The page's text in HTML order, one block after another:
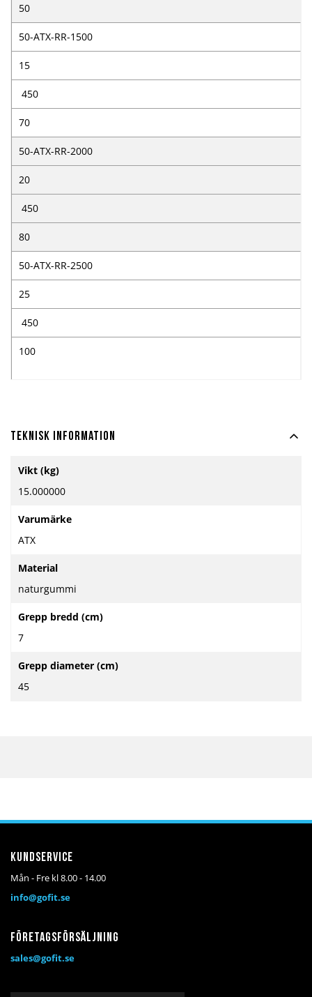
50
50-ATX-RR-1500
15
450
70
50-ATX-RR-2000
20
450
80
50-ATX-RR-2500
25
450
100
Teknisk information
information
Vikt (kg)
15.000000
Varumärke
ATX
Material
naturgummi
Grepp bredd (cm)
7
Grepp diameter (cm)
45
Kundservice
Mån - Fre kl 8.00 - 14.00
info@gofit.se
Företagsförsäljning
sales@gofit.se